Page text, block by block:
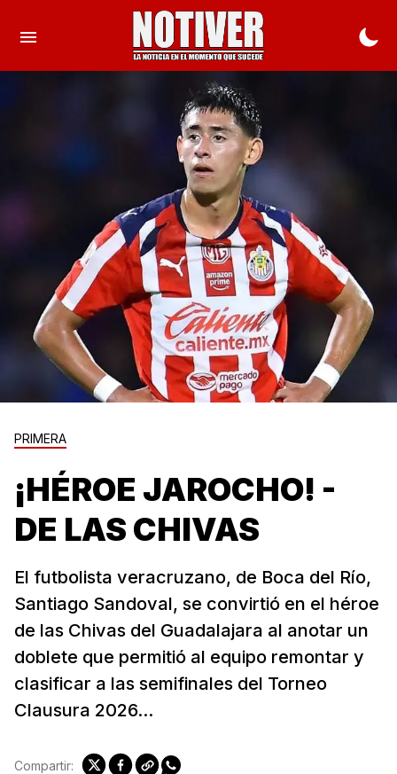
PRIMERA
¡HÉROE JAROCHO! -
DE LAS CHIVAS
El futbolista veracruzano, de Boca del Río,
Santiago Sandoval, se convirtió en el héroe
de las Chivas del Guadalajara al anotar un
doblete que permitió al equipo remontar y
clasificar a las semifinales del Torneo
Clausura 2026...
Compartir: